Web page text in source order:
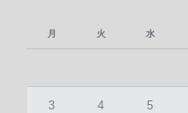
月 火 水
3 4 5